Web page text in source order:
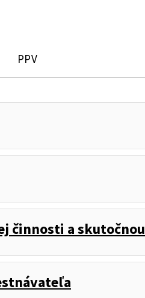
PPV
činnosti a skutočnou